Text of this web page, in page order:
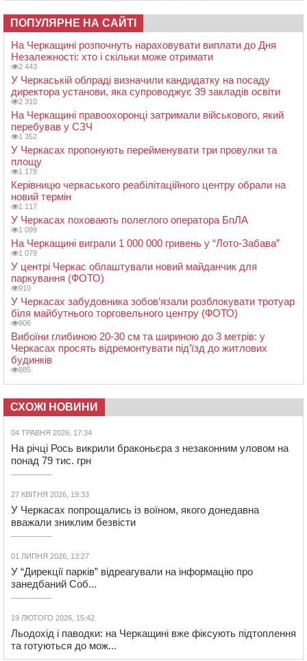
ПОПУЛЯРНЕ НА САЙТІ
На Черкащині розпочнуть нараховувати виплати до Дня
Незалежності: хто і скільки може отримати
2 443
У Черкаській облраді визначили кандидатку на посаду
директора установи, яка супроводжує 39 закладів освіти
2 310
На Черкащині правоохоронці затримали військового, який
перебував у СЗЧ
1 352
У Черкасах пропонують перейменувати три провулки та
площу
1 178
Керівницю черкаського реабілітаційного центру обрали на
новий термін
1 117
У Черкасах поховають полеглого оператора БпЛА
1 099
На Черкащині виграли 1 000 000 гривень у “Лото-Забава”
1 079
У центрі Черкас облаштували новий майданчик для
паркування (ФОТО)
910
У Черкасах забудовника зобов’язали розблокувати тротуар
біля майбутнього торговельного центру (ФОТО)
906
Вибоїни глибиною 20-30 см та шириною до 3 метрів: у
Черкасах просять відремонтувати під’їзд до житлових
будинків
885
СХОЖІ НОВИНИ
04 ТРАВНЯ 2026, 17:34
На річці Рось викрили браконьєра з незаконним уловом на
понад 79 тис. грн
27 КВІТНЯ 2026, 19:33
У Черкасах попрощались із воїном, якого донедавна
вважали зниклим безвісти
01 ЛИПНЯ 2026, 13:27
У “Дирекції парків” відреагували на інформацію про
занедбаний Соб...
19 ЛЮТОГО 2026, 15:42
Льодохід і паводки: на Черкащині вже фіксують підтоплення
та готуються до мож...